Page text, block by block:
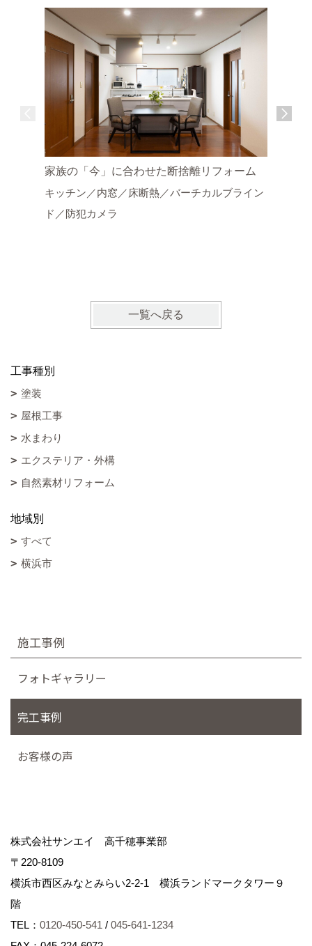
家族の「今」に合わせた断捨離リフォーム
キッチン／内窓／床断熱／バーチカルブライン
ド／防犯カメラ
一覧へ戻る
工事種別
塗装
屋根工事
水まわり
エクステリア・外構
自然素材リフォーム
地域別
すべて
横浜市
施工事例
フォトギャラリー
完工事例
お客様の声
株式会社サンエイ 高千穂事業部
〒220-8109
横浜市西区みなとみらい2-2-1 横浜ランドマークタワー９
階
TEL： 0120-450-541 / 045-641-1234